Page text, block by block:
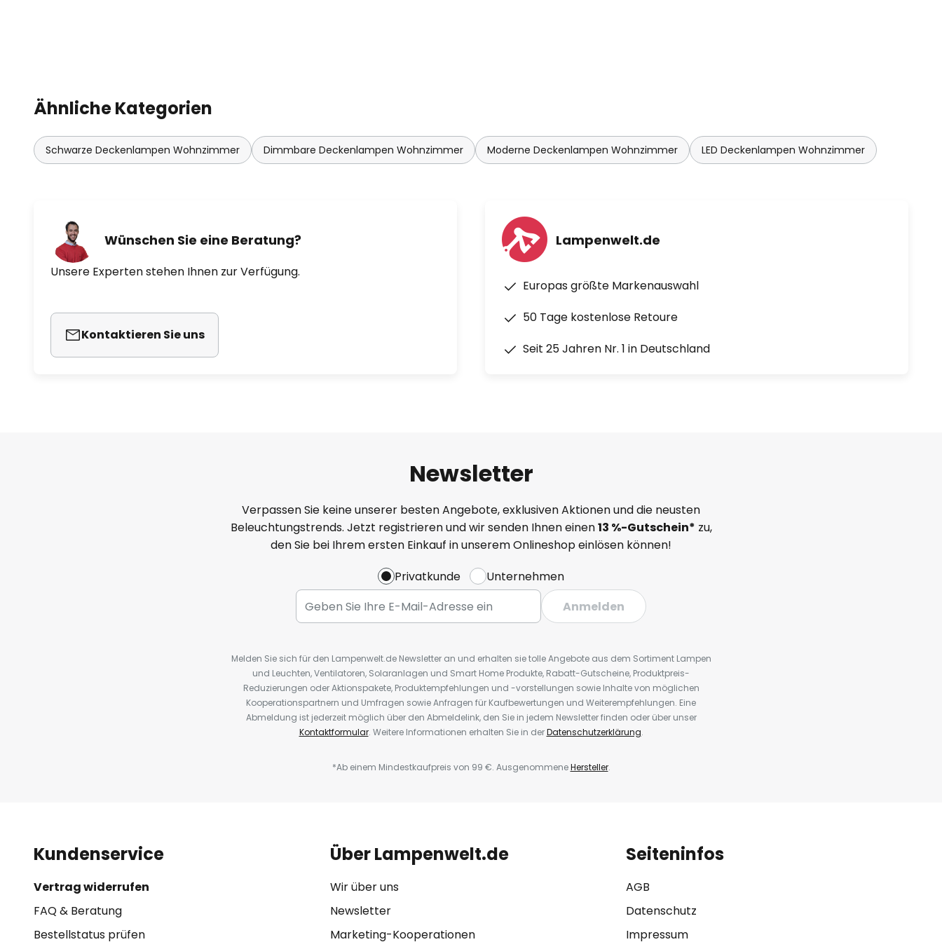
Internetzugang (siehe Zubehör)
Ähnliche Kategorien
Schwarze Deckenlampen Wohnzimmer Dimmbare Deckenlampen Wohnzimmer Moderne Deckenlampen Wohnzimmer LED Deckenlampen Wohnzimmer
Wünschen Sie eine Beratung?
Unsere Experten stehen Ihnen zur Verfügung.
Kontaktieren Sie uns
Lampenwelt.de
Europas größte Markenauswahl
50 Tage kostenlose Retoure
Seit 25 Jahren Nr. 1 in Deutschland
Newsletter
Verpassen Sie keine unserer besten Angebote, exklusiven Aktionen und die neusten
Beleuchtungstrends. Jetzt registrieren und wir senden Ihnen einen13 %-Gutschein* zu,
den Sie bei Ihrem ersten Einkauf in unserem Onlineshop einlösen können!
Privatkunde
Unternehmen
Anmelden
Melden Sie sich für den Lampenwelt.de Newsletter an und erhalten sie tolle Angebote aus dem Sortiment Lampen
und Leuchten, Ventilatoren, Solaranlagen und Smart Home Produkte, Rabatt-Gutscheine, Produktpreis-
Reduzierungen oder Aktionspakete, Produktempfehlungen und -vorstellungen sowie Inhalte von möglichen
Kooperationspartnern und Umfragen sowie Anfragen für Kaufbewertungen und Weiterempfehlungen. Eine
Abmeldung ist jederzeit möglich über den Abmeldelink, den Sie in jedem Newsletter finden oder über unser
Kontaktformular. Weitere Informationen erhalten Sie in derDatenschutzerklärung.
*Ab einem Mindestkaufpreis von 99 €. AusgenommeneHersteller.
Kundenservice
Vertrag widerrufen
FAQ & Beratung
Bestellstatus prüfen
Über Lampenwelt.de
Wir über uns
Newsletter
Marketing-Kooperationen
Seiteninfos
AGB
Datenschutz
Impressum